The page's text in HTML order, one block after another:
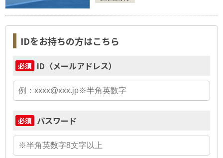
IDをお持ちの方はこちら
必須 ID（メールアドレス）
必須 パスワード